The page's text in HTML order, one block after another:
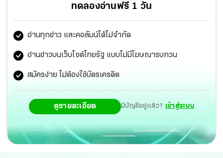
เป็นแกงของอินโดนีเซียกันแน่ จึงเป็นที่มาของชื่อเมนูนี้ว่า “แกง
ระแวง” นั่นเอง โดยเลือกใช้เนื้อวัวส่วนแก้มเป็นวัตถุดิบ เมนูนี้
จึงมีชื่อเรียกว่า “แกงระแวงแก้มวัว”
ทดลองอ่านฟรี 1 วัน
อ่านทุกข่าว และคอลัมน์ได้ไม่จำกัด
อ่านข่าวบนเว็บไซต์ไทยรัฐ แบบไม่มีโฆษณารบกวน
สมัครง่าย ไม่ต้องใช้บัตรเครดิต
ดูรายละเอียด มีบัญชีอยู่แล้ว? เข้าสู่ระบบ